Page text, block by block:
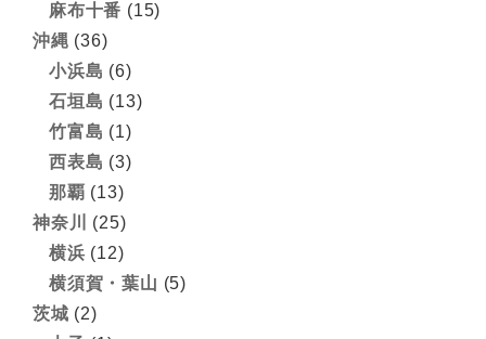
麻布十番 (15)
沖縄 (36)
小浜島 (6)
石垣島 (13)
竹富島 (1)
西表島 (3)
那覇 (13)
神奈川
(25)
横浜 (12)
横須賀・葉山 (5)
茨城 (2)